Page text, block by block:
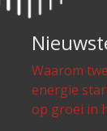
Waarom
energie
op groei in